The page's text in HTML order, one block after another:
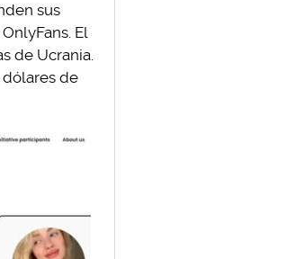
sus
El
de Ucrania.
de